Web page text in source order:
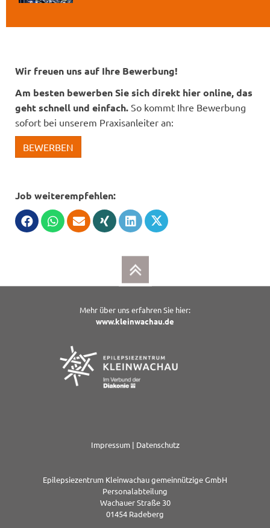
Wir freuen uns auf Ihre Bewerbung!
Am besten bewerben Sie sich direkt hier online, das
geht schnell und einfach. So kommt Ihre Bewerbung
sofort bei unserem Praxisanleiter an:
Job weiterempfehlen:
BEWERBEN
Mehr über uns erfahren Sie hier:
www.kleinwachau.de
Impressum| Datenschutz
Epilepsiezentrum Kleinwachau gemeinnützige GmbH
Personalabteilung
Wachauer Straße 30
01454 Radeberg